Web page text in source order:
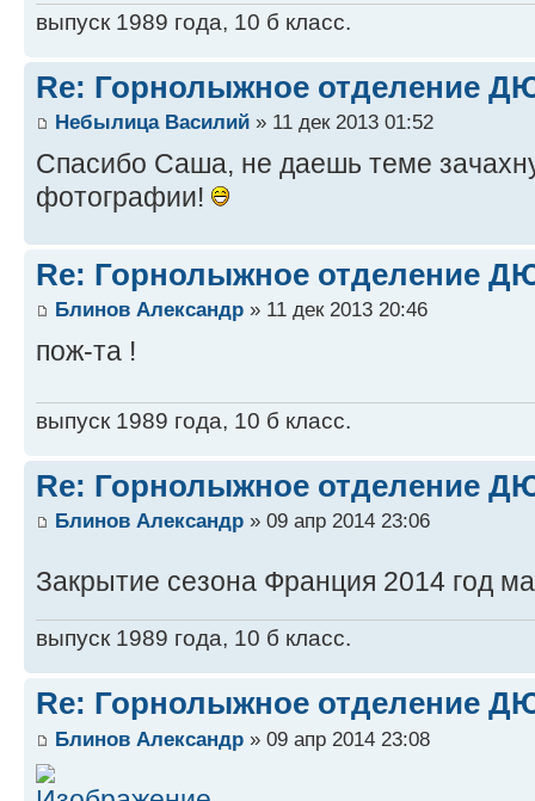
выпуск 1989 года, 10 б класс.
Re: Горнолыжное отделение
Небылица Василий » 11 дек 2013 01:52
Спасибо Саша, не даешь теме
фотографии!
Re: Горнолыжное отделение
Блинов Александр » 11 дек 2013 20:46
пож-та !
выпуск 1989 года, 10 б класс.
Re: Горнолыжное отделение
Блинов Александр » 09 апр 2014 23:06
Закрытие сезона Франция 2014 год
выпуск 1989 года, 10 б класс.
Re: Горнолыжное отделение
Блинов Александр » 09 апр 2014 23:08